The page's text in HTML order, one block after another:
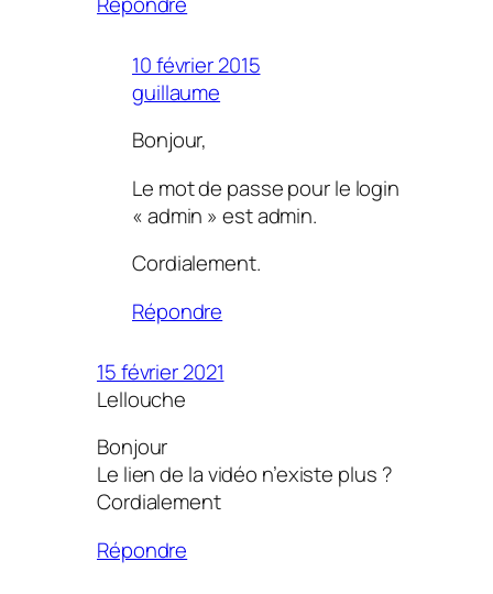
10 février 2015
guillaume
Bonjour,
Le mot de passe pour le login
« admin » est admin.
Cordialement.
Répondre
15 février 2021
Lellouche
Bonjour
Le lien de la vidéo n’existe plus ?
Cordialement
Répondre